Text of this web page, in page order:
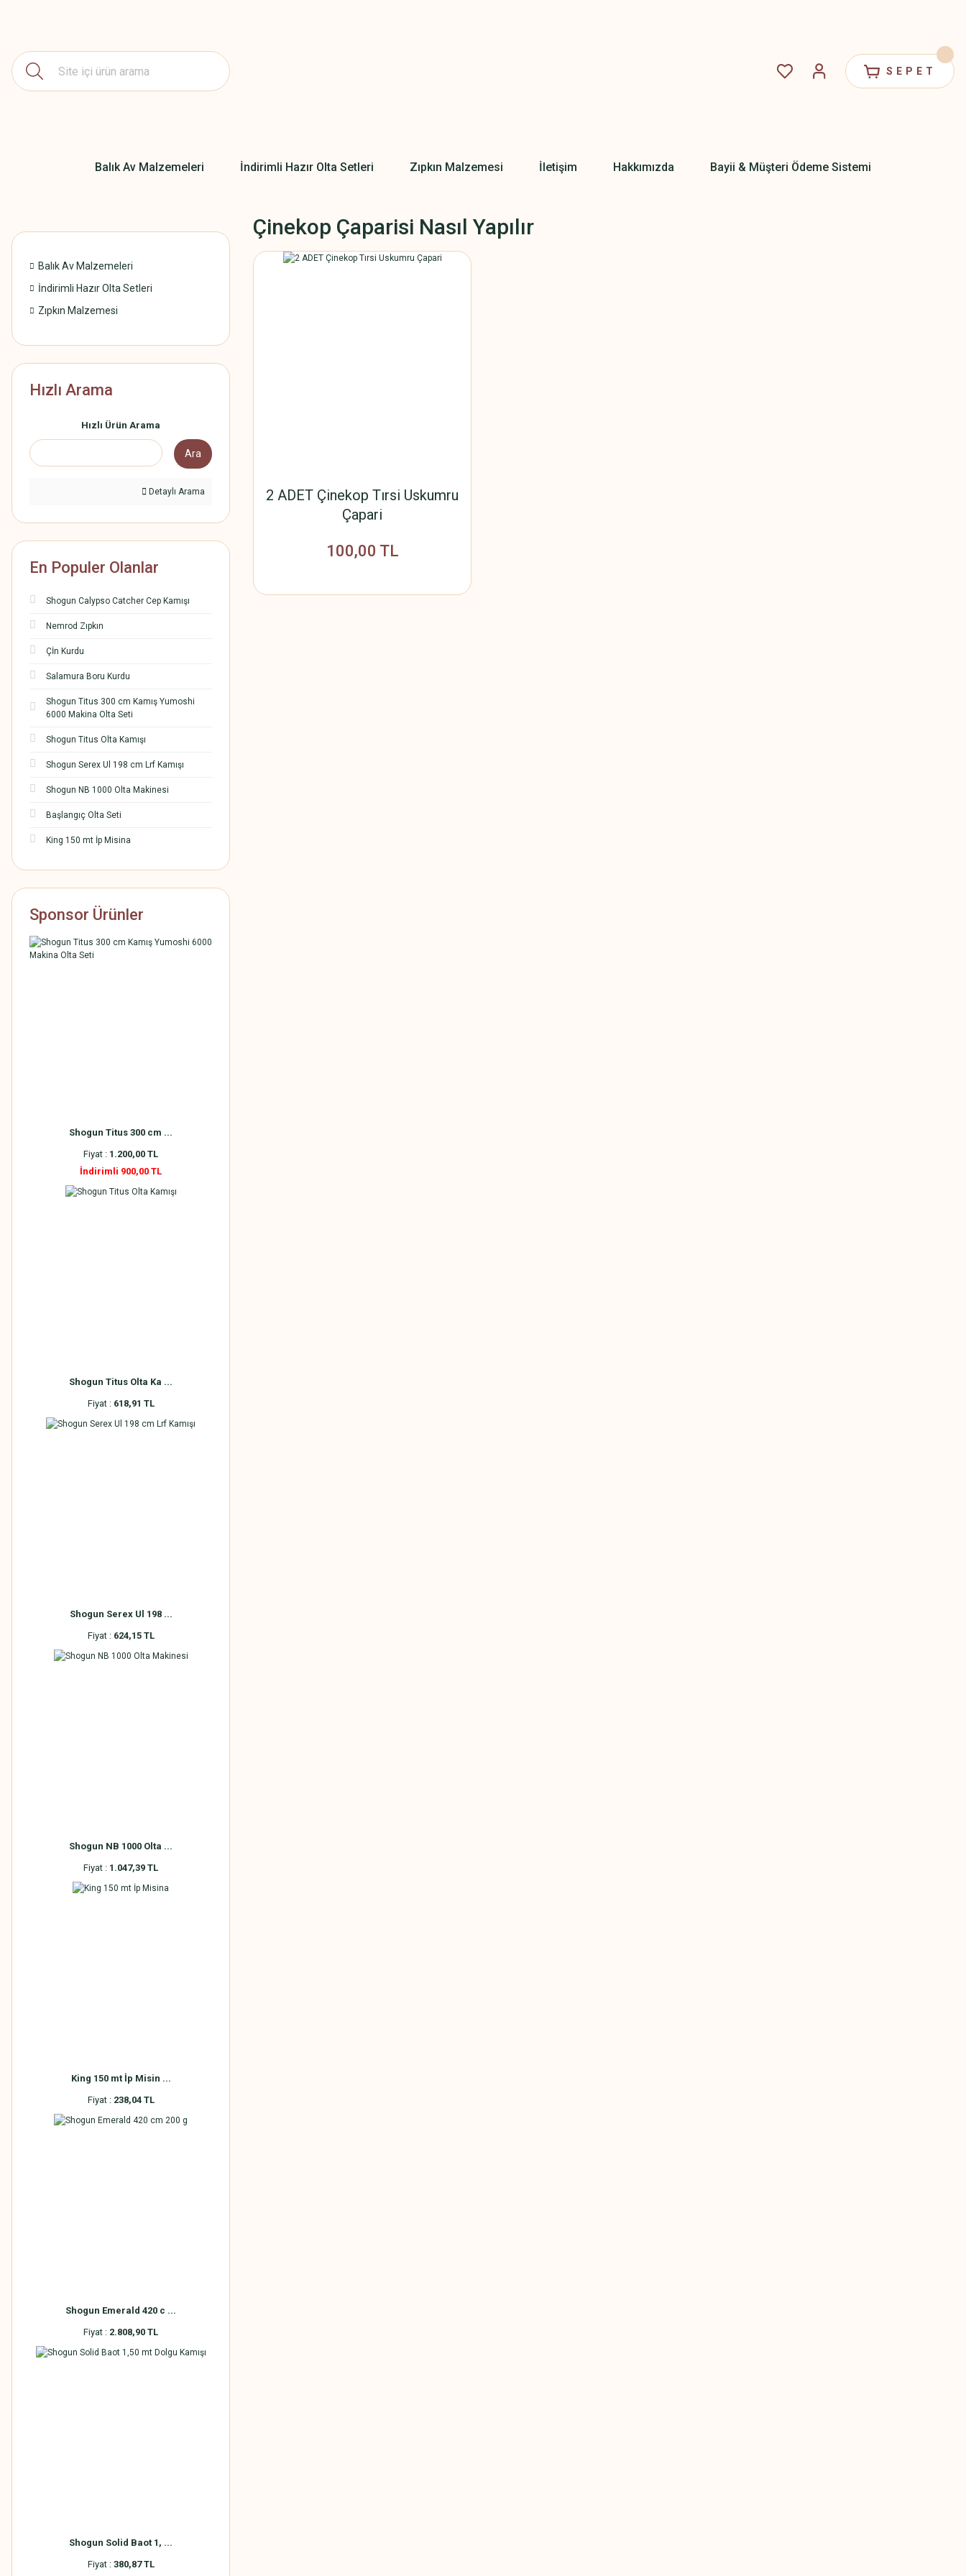
SEPET
Balık Av Malzemeleri İndirimli Hazır Olta Setleri Zıpkın Malzemesi İletişim Hakkımızda Bayii & Müşteri Ödeme Sistemi
Balık Av Malzemeleri
İndirimli Hazır Olta Setleri
Zıpkın Malzemesi
Hızlı Arama
Hızlı Ürün Arama
Ara
Detaylı Arama
En Populer Olanlar
Shogun Calypso Catcher Cep Kamışı
Nemrod Zıpkın
Çİn Kurdu
Salamura Boru Kurdu
Shogun Titus 300 cm Kamış Yumoshi
6000 Makina Olta Seti
Shogun Titus Olta Kamışı
Shogun Serex Ul 198 cm Lrf Kamışı
Shogun NB 1000 Olta Makinesi
Başlangıç Olta Seti
King 150 mt İp Misina
Sponsor Ürünler
Shogun Titus 300 cm ...
Fiyat : 1.200,00 TL
İndirimli 900,00 TL
Shogun Titus Olta Ka ...
Fiyat : 618,91 TL
Shogun Serex Ul 198 ...
Fiyat : 624,15 TL
Shogun NB 1000 Olta ...
Fiyat : 1.047,39 TL
King 150 mt İp Misin ...
Fiyat : 238,04 TL
Shogun Emerald 420 c ...
Fiyat : 2.808,90 TL
Shogun Solid Baot 1, ...
Fiyat : 380,87 TL
Çinekop Çaparisi Nasıl Yapılır
2 ADET Çinekop Tırsi Uskumru
Çapari
100,00 TL